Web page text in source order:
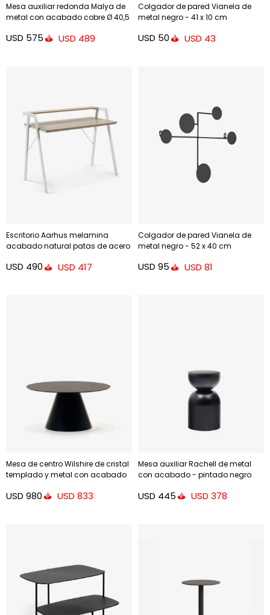
Mesa auxiliar redonda Malya de
metal con acabado cobre Ø 40,5
USD 575 USD 489
Colgador de pared Vianela de
metal negro - 41 x 10 cm
USD 50 USD 43
Escritorio Aarhus melamina
acabado natural patas de acero
USD 490 USD 417
Colgador de pared Vianela de
metal negro - 52 x 40 cm
USD 95 USD 81
Mesa de centro Wilshire de cristal
templado y metal con acabado
USD 980 USD 833
Mesa auxiliar Rachell de metal
con acabado - pintado negro
USD 445 USD 378